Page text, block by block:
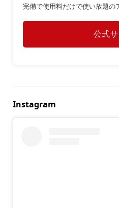
完備で使用料だけで使い放題の
公式サ
Instagram